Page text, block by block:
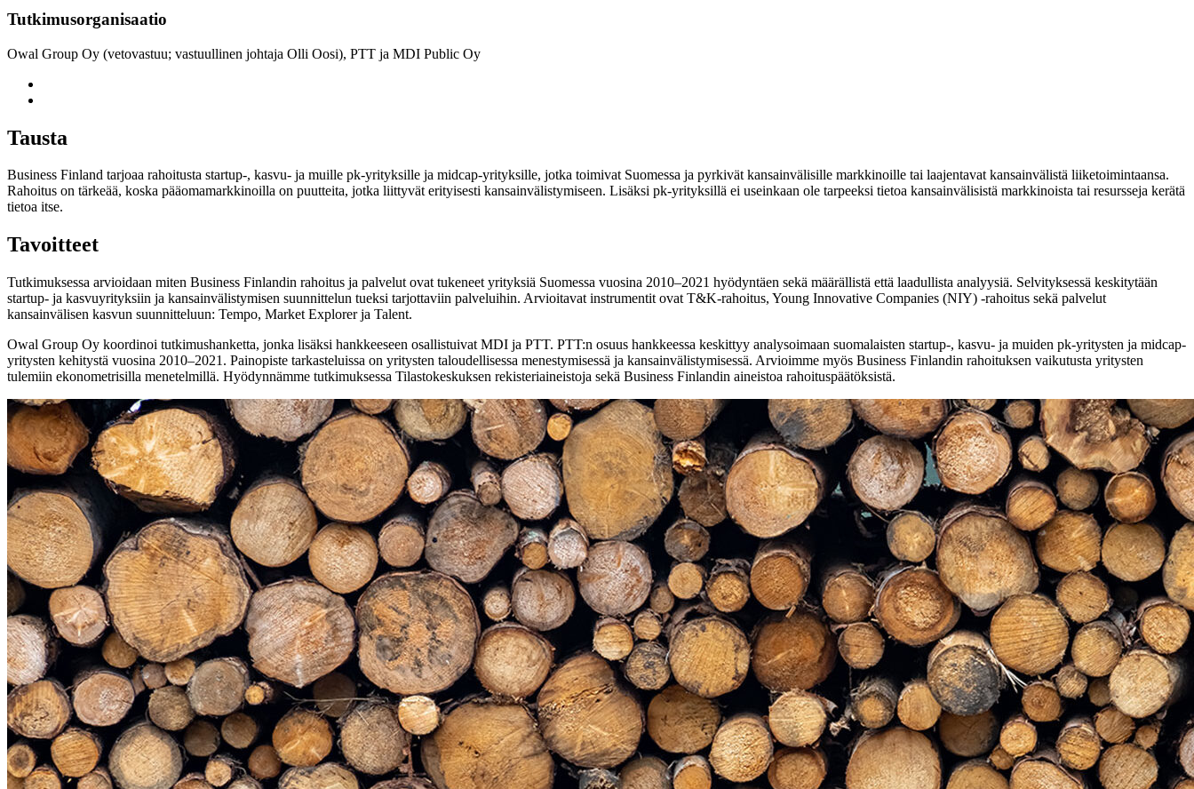
Tutkimusorganisaatio
Owal Group Oy (vetovastuu; vastuullinen johtaja Olli Oosi), PTT ja MDI Public Oy
Tausta
Business Finland tarjoaa rahoitusta startup-, kasvu- ja muille pk-yrityksille ja midcap-yrityksille, jotka toimivat Suomessa ja pyrkivät kansainvälisille markkinoille tai laajentavat kansainvälistä liiketoimintaansa.
Rahoitus on tärkeää, koska pääomamarkkinoilla on puutteita, jotka liittyvät erityisesti kansainvälistymiseen. Lisäksi pk-yrityksillä ei useinkaan ole tarpeeksi tietoa kansainvälisistä markkinoista tai resursseja kerätä
tietoa itse.
Tavoitteet
Tutkimuksessa arvioidaan miten Business Finlandin rahoitus ja palvelut ovat tukeneet yrityksiä Suomessa vuosina 2010–2021 hyödyntäen sekä määrällistä että laadullista analyysiä. Selvityksessä keskitytään
startup- ja kasvuyrityksiin ja kansainvälistymisen suunnittelun tueksi tarjottaviin palveluihin. Arvioitavat instrumentit ovat T&K-rahoitus, Young Innovative Companies (NIY) -rahoitus sekä palvelut
kansainvälisen kasvun suunnitteluun: Tempo, Market Explorer ja Talent.
Owal Group Oy koordinoi tutkimushanketta, jonka lisäksi hankkeeseen osallistuivat MDI ja PTT. PTT:n osuus hankkeessa keskittyy analysoimaan suomalaisten startup-, kasvu- ja muiden pk-yritysten ja midcap-
yritysten kehitystä vuosina 2010–2021. Painopiste tarkasteluissa on yritysten taloudellisessa menestymisessä ja kansainvälistymisessä. Arvioimme myös Business Finlandin rahoituksen vaikutusta yritysten
tulemiin ekonometrisilla menetelmillä. Hyödynnämme tutkimuksessa Tilastokeskuksen rekisteriaineistoja sekä Business Finlandin aineistoa rahoituspäätöksistä.